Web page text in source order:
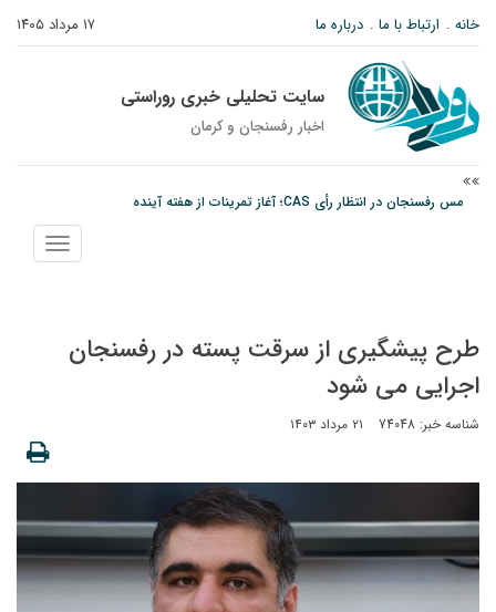
۱۷ مرداد ۱۴۰۵ خانه ارتباط با ما درباره ما
سایت تحلیلی خبری روراستی
اخبار رفسنجان و كرمان
مس رفسنجان در انتظار رأی CAS؛ آغاز تمرینات از هفته آینده
پیام رئیس کل دادگستری استان کرمان به مناسبت ۱۷ مردادماه سالروز شهادت شهید
نمایش
منو
طرح پیشگیری از سرقت پسته در رفسنجان
اجرایی می شود
شناسه خبر: 74048 ۲۱ مرداد ۱۴۰۳